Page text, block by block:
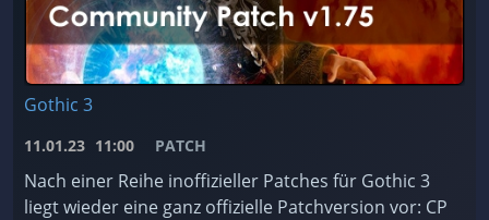
Gothic 3
11.01.23 11:00 PATCH
Nach einer Reihe inoffizieller Patches für Gothic 3
liegt wieder eine ganz offizielle Patchversion vor: CP